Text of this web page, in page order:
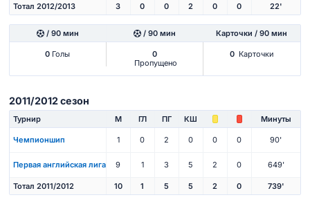
Тотал 2012/2013 3 0 0 2 0 0 22'
/ 90 мин / 90 мин Карточки / 90 мин
0 Голы
0
Пропущено
0 Карточки
2011/2012 сезон
Турнир М ГЛ ПГ КШ Минуты
Чемпионшип 1 0 2 0 0 0 90'
Первая английская лига 9 1 3 5 2 0 649'
Тотал 2011/2012 10 1 5 5 2 0 739'